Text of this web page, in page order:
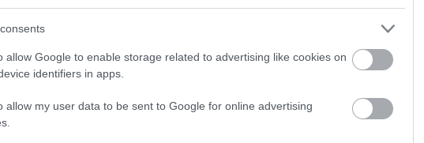
allow Google to enable storage related to advertising like cookies on
identifiers in apps.
allow my user data to be sent to Google for online advertising
“Mums vajag drīzāk domāt par to, kā lai
nokāst! Vienu minūti tu paiesi nost no
līmēs toplāksteri! Jums tā nav gadījies?”
ar kuriem kopā diskutēja par Valsts policijas
soda naudu uzreiz pārkāpuma vietā,